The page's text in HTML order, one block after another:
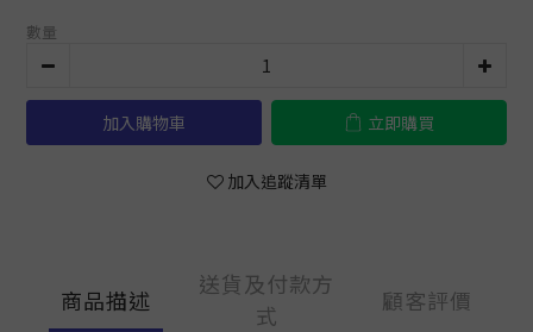
數量
加入購物車 立即購買
加入追蹤清單
商品描述
送貨及付款方
式
顧客評價